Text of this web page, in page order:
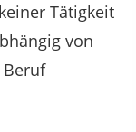
Tätigkeit
von